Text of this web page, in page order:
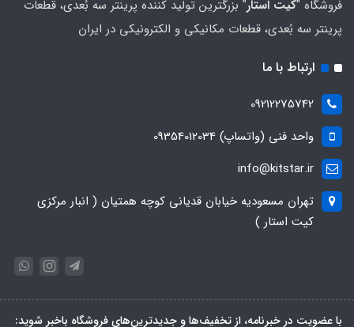
فروشگاه "کیت استار" بزرگترین تولید کننده پرینتر سه بُعدی، قطعات
پرینتر سه بُعدی، قطعات مکانیکی و الکترونیکی در ایران
ارتباط با ما
09212275742
واحد فنی (واتساپ) 09354012034
info@kitstar.ir
تهران مسعودیه خیابان قدیانی کوچه همتیان ( انبار مرکزی
کیت استار )
با عضویت در خبرنامه، از تخفیف‌ها و جدیدترین‌های فروشگاه باخبر شوید: